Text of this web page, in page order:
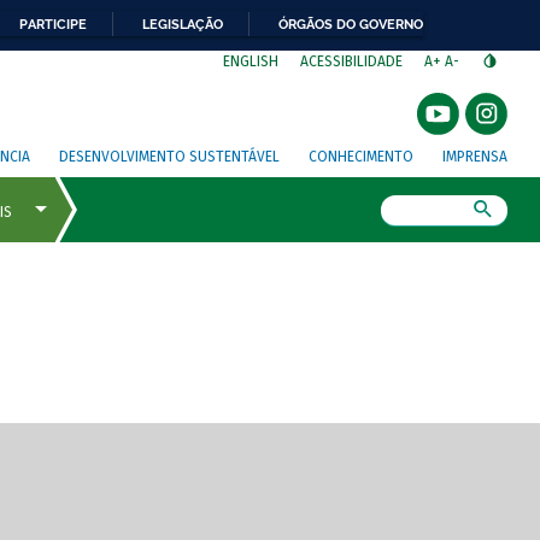
PARTICIPE LEGISLAÇÃO ÓRGÃOS DO GOVERNO
ENGLISH ACESSIBILIDADE A+ A-
DESENVOLVIMENTO SUSTENTÁVEL CONHECIMENTO IMPRENSA
de tela